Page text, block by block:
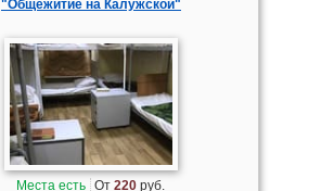
"Общежитие на Калужской"
Места есть От220 руб.